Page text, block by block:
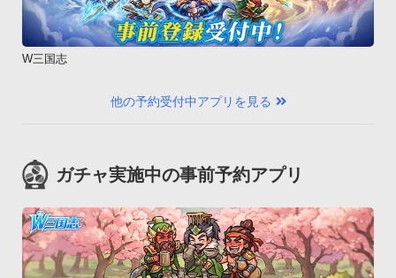
Optimus G LGL21、Optimus X IS11LG、REGZA Phone
IS04、REGZA Phone IS11T、URBANO PROGRESSO、VEGA
PTL21、Xperia acro IS11S、Xperia acro HD
AQUOS PHONE THE HYBRID 007SH、GALAPAGOS 005SH、
お客様にはご迷惑をおかけいたしますが､なにとぞご理解い
ス All rights reserved.
W三国志
他の予約受付中アプリを見る
ガチャ実施中の事前予約アプリ